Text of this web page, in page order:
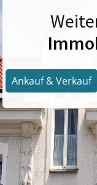
Ankauf & Verkauf